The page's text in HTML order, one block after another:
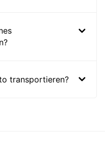
transportieren?